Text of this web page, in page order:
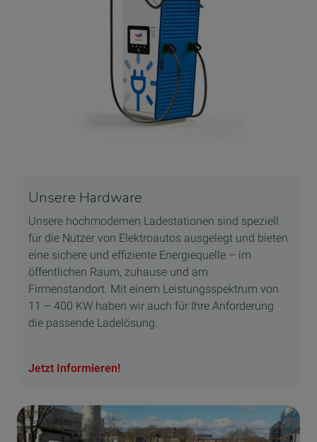
Unsere Hardware
Unsere hochmodernen Ladestationen sind speziell
für die Nutzer von Elektroautos ausgelegt und bieten
eine sichere und effiziente Energiequelle – im
öffentlichen Raum, zuhause und am
Firmenstandort. Mit einem Leistungsspektrum von
11 – 400 KW haben wir auch für Ihre Anforderung
die passende Ladelösung.
Jetzt Informieren!